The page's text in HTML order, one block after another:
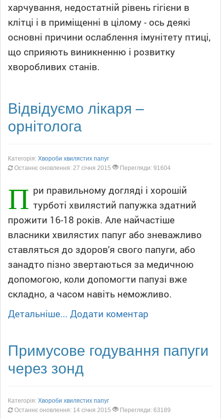
харчування, недостатній рівень гігієни в
клітці і в приміщенні в цілому - ось деякі
основні причини ослаблення імунітету птиці,
що сприяють виникненню і розвитку
хворобливих станів.
Відвідуємо лікаря –
орнітолога
Категорія: Хвороби хвилястих папуг
Останнє оновлення: 27 січня 2015
Перегляди: 91604
П ри правильному догляді і хорошій
турботі хвилястий папужка здатний
прожити 16-18 років. Але найчастіше
власники хвилястих папуг або зневажливо
ставляться до здоров'я свого папуги, або
занадто пізно звертаються за медичною
допомогою, коли допомогти папузі вже
складно, а часом навіть неможливо.
Детальніше... Додати коментар
Примусове годування папуги
через зонд
Категорія: Хвороби хвилястих папуг
Останнє оновлення: 14 січня 2015
Перегляди: 63189